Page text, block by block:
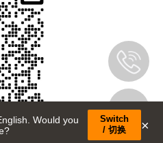
Would you
Switch
/ 切换
×